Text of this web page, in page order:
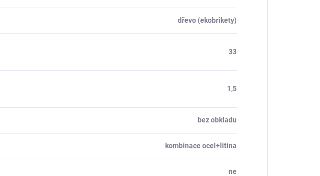
dřevo (ekobrikety)
33
1,5
bez obkladu
kombinace ocel+litina
ne